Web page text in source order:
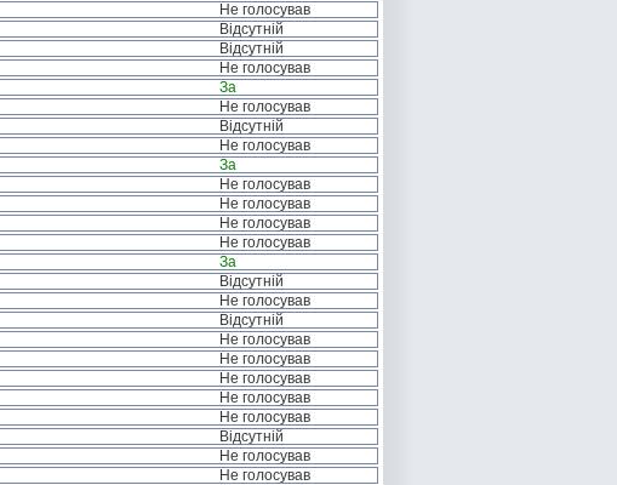
Не голосував
Відсутній
Відсутній
Не голосував
За
Не голосував
Відсутній
Не голосував
За
Не голосував
Не голосував
Не голосував
Не голосував
За
Відсутній
Не голосував
Відсутній
Не голосував
Не голосував
Не голосував
Не голосував
Не голосував
Відсутній
Не голосував
Не голосував